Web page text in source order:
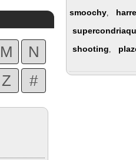
M
N
Z #
smoochy,
shooting,